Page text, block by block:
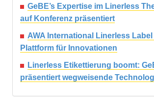
GeBE’s Expertise im Linerless
auf Konferenz präsentiert
AWA International Linerless
Plattform für Innovationen
Linerless Etikettierung boomt:
präsentiert wegweisende